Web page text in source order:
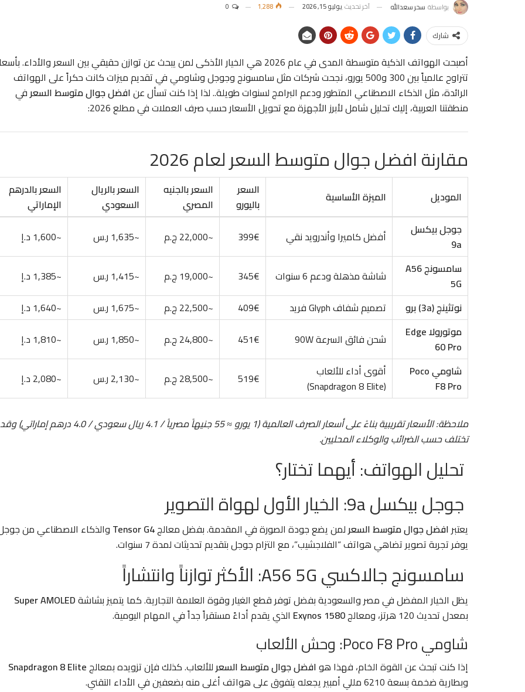
بواسطة سحر سعدالله آخر تحديث يوليو 15, 2026
شارك
أصبحت الهواتف الذكية متوسطة المدى في عام 2026 هي الخيار الأذكى لمن يبحث عن توازن حقيقي بين السعر والأداء.
تتراوح عالمياً بين 300 و500 يورو، نجحت شركات مثل سامسونج وجوجل وشاومي في تقديم ميزات كانت حكراً على الهواتف
الرائدة، مثل الذكاء الاصطناعي المتطور ودعم البرامج لسنوات طويلة.. لذا إذا كنت تسأل عنافضل جوال متوسط السعرفي
منطقتنا العربية، إليك تحليل شامل لأبرز الأجهزة مع تحويل الأسعار حسب صرف العملات في مطلع 2026:
مقارنة افضل جوال متوسط السعر لعام 2026
الموديل الميزة الأساسية
السعر
باليورو
السعر بالجنيه
المصري
السعر بالريال
السعودي
السعر بالدرهم
الإماراتي
جوجل بيكسل
9a
أفضل كاميرا وأندرويد نقي 399€ ~22,000 ج.م ~1,635 ر.س
~1,600 د.إ
سامسونج A56
5G
شاشة مذهلة ودعم 6 سنوات 345€ ~19,000 ج.م ~1,415 ر.س
~1,385 د.إ
نوتثينج (3a) برو
تصميم شفاف Glyph فريد 409€ ~22,500 ج.م ~1,675 ر.س
~1,640 د.إ
موتورولا Edge
60 Pro
شحن فائق السرعة 90W 451€ ~24,800 ج.م ~1,850 ر.س
~1,810 د.إ
شاومي Poco
F8 Pro
أقوى أداء للألعاب
(Snapdragon 8 Elite)
519€ ~28,500 ج.م ~2,130 ر.س ~2,080 د.إ
ملاحظة: الأسعار تقريبية بناءً على أسعار الصرف العالمية (1 يورو ≈ 55 جنيهاً مصرياً / 4.1 ريال سعودي / 4.0 درهم إماراتي) وقد
تختلف حسب الضرائب والوكلاء المحليين.
تحليل الهواتف: أيهما تختار؟
جوجل بيكسل 9a: الخيار الأول لهواة التصوير
يعتبرافضل جوال متوسط السعرلمن يضع جودة الصورة في المقدمة. بفضل معالجTensor G4 والذكاء الاصطناعي من
يوفر تجربة تصوير تضاهي هواتف “الفلاجشيب”، مع التزام جوجل بتقديم تحديثات لمدة 7 سنوات.
سامسونج جالاكسي A56 5G: الأكثر توازناً وانتشاراً
يظل الخيار المفضل في مصر والسعودية بفضل توفر قطع الغيار وقوة العلامة التجارية. كما يتميز بشاشةSuper AMOLED
بمعدل تحديث 120 هرتز، ومعالج
Exynos 1580 الذي يقدم أداءً مستقراً جداً في المهام اليومية.
شاومي Poco F8 Pro: وحش الألعاب
إذا كنت تبحث عن القوة الخام، فهذا هوافضل جوال متوسط السعرللألعاب. كذلك فإن تزويده بمعالجSnapdragon 8 Elite
وبطارية ضخمة بسعة 6210 مللي أمبير يجعله يتفوق على هواتف أغلى منه بضعفين في الأداء التقني.